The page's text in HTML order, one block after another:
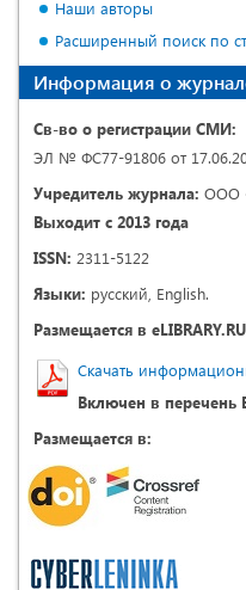
Наши авторы
Расширенный поиск по
Информация о
Св-во о регистрации СМИ:
ЭЛ № ФС77-91806 от
Учредитель журнала: ООО
Выходит с 2013 года
ISSN: 2311-5122
Языки: русский, English.
Размещается в eLIBRARY.RU
Скачать
Включен в перечень
Размещается в: